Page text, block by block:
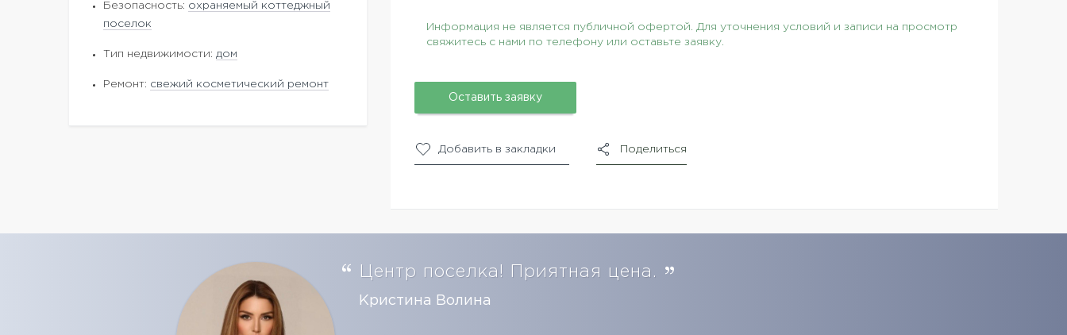
Безопасность: охраняемый коттеджный
поселок
Тип недвижимости: дом
Ремонт: свежий косметический ремонт
Информация не является публичной офертой. Для уточнения условий и записи на просмотр
свяжитесь с нами по телефону или оставьте заявку.
Оставить заявку
Добавить в закладки Поделиться
Центр поселка! Приятная цена.
Кристина Волина